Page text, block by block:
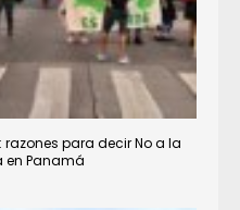
para decir No a la
Panamá